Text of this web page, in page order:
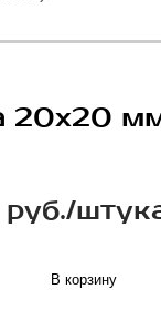
20х20
В корзину